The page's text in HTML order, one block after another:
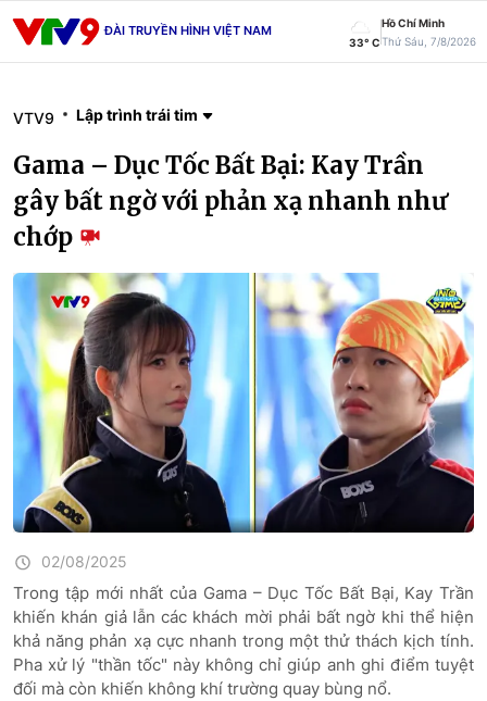
ĐÀI TRUYỀN HÌNH VIỆT NAM
33° C
Hồ Chí Minh
Thứ Sáu, 7/8/2026
VTV9 Lập trình trái tim
Gama – Dục Tốc Bất Bại: Kay Trần
gây bất ngờ với phản xạ nhanh như
chớp
02/08/2025
Trong tập mới nhất của Gama – Dục Tốc Bất Bại, Kay Trần
khiến khán giả lẫn các khách mời phải bất ngờ khi thể hiện
khả năng phản xạ cực nhanh trong một thử thách kịch tính.
Pha xử lý "thần tốc" này không chỉ giúp anh ghi điểm tuyệt
đối mà còn khiến không khí trường quay bùng nổ.